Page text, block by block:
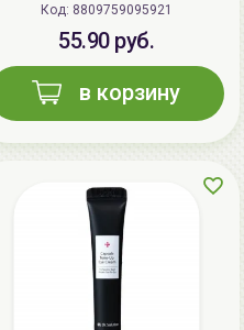
Код: 8809759095921
55.90 руб.
в корзину